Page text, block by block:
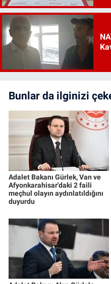
Bunlar da ilginizi
Adalet Bakanı Gürlek, Van ve
Afyonkarahisar'daki 2 faili
meçhul olayın aydınlatıldığını
duyurdu